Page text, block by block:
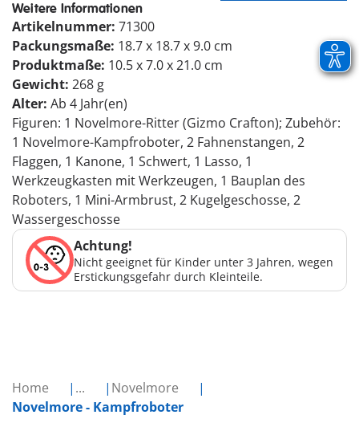
Home ...
Novelmore
Novelmore - Kampfroboter
Weitere Informationen
Artikelnummer: 71300
Packungsmaße: 18.7 x 18.7 x 9.0 cm
Produktmaße: 10.5 x 7.0 x 21.0 cm
Gewicht: 268 g
Alter: Ab 4 Jahr(en)
Figuren: 1 Novelmore-Ritter (Gizmo Crafton); Zubehör:
1 Novelmore-Kampfroboter, 2 Fahnenstangen, 2
Flaggen, 1 Kanone, 1 Schwert, 1 Lasso, 1
Werkzeugkasten mit Werkzeugen, 1 Bauplan des
Roboters, 1 Mini-Armbrust, 2 Kugelgeschosse, 2
Wassergeschosse
Achtung!
Nicht geeignet für Kinder unter 3 Jahren, wegen
Erstickungsgefahr durch Kleinteile.